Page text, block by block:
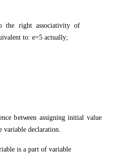
the rightassociativity of
ivalent to: e=5 actually;
nce between assigning initial value
variable declaration.
able is a part of variable